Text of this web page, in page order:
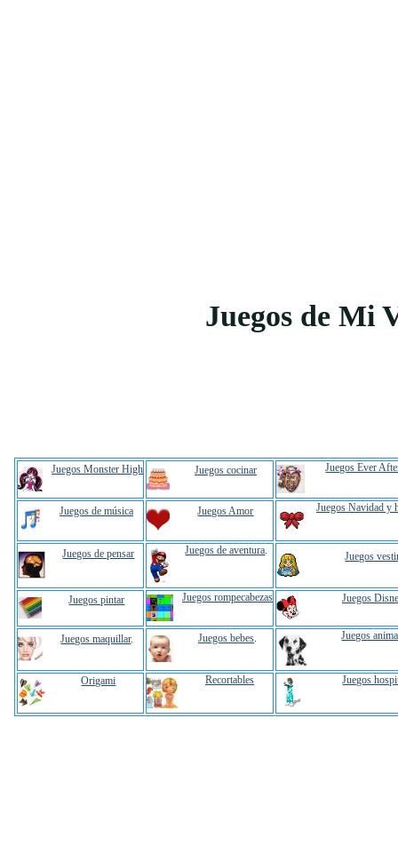
Juegos de Mi
Juegos Monster High Juegos cocinar Juegos Ever
Juegos de música Juegos Amor Juegos Navidad y
Juegos de pensar Juegos de aventura. Juegos
Juegos pintar Juegos rompecabezas Juegos
Juegos maquillar. Juegos bebes. Juegos
Origami Recortables Juegos